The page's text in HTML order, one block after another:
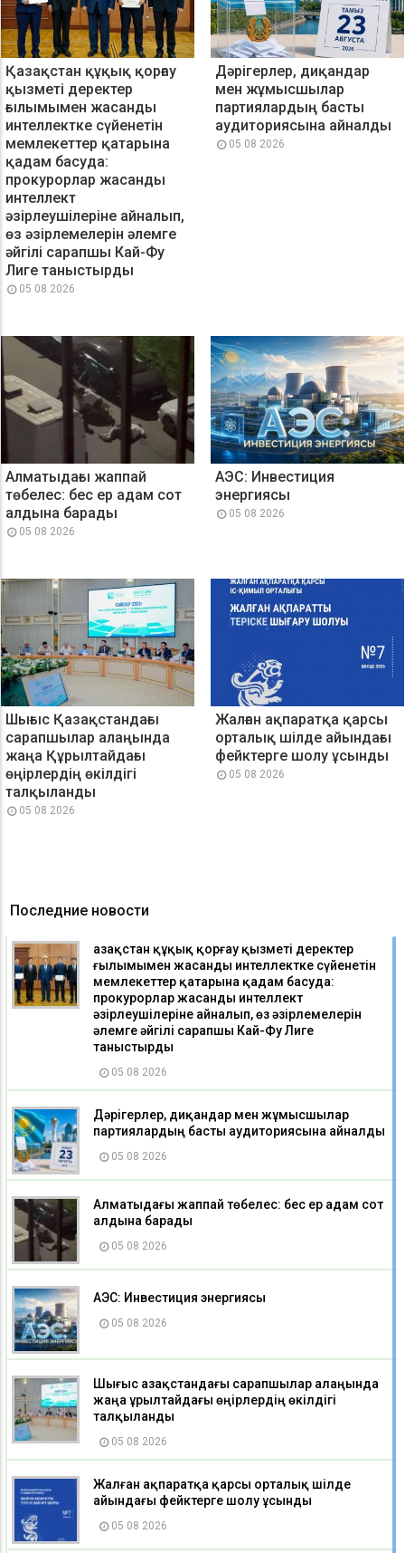
Қазақстан құқық қорғау
қызметі деректер
ғылымымен жасанды
интеллектке сүйенетін
мемлекеттер қатарына
қадам басуда:
прокурорлар жасанды
интеллект
әзірлеушілеріне айналып,
өз әзірлемелерін әлемге
әйгілі сарапшы Кай-Фу
Лиге таныстырды
05 08 2026
Дәрігерлер, диқандар
мен жұмысшылар
партиялардың басты
аудиториясына айналды
05 08 2026
Алматыдағы жаппай
төбелес: бес ер адам сот
алдына барады
05 08 2026
АЭС: Инвестиция
энергиясы
05 08 2026
Шығыс Қазақстандағы
сарапшылар алаңында
жаңа Құрылтайдағы
өңірлердің өкілдігі
талқыланды
05 08 2026
Жалған ақпаратқа қарсы
орталық шілде айындағы
фейктерге шолу ұсынды
05 08 2026
Последние новости
Қазақстан құқық қорғау қызметі деректер
ғылымымен жасанды интеллектке сүйенетін
мемлекеттер қатарына қадам басуда:
прокурорлар жасанды интеллект
әзірлеушілеріне айналып, өз әзірлемелерін
әлемге әйгілі сарапшы Кай-Фу Лиге
таныстырды
05 08 2026
Дәрігерлер, диқандар мен жұмысшылар
партиялардың басты аудиториясына айналды
05 08 2026
Алматыдағы жаппай төбелес: бес ер адам сот
алдына барады
05 08 2026
АЭС: Инвестиция энергиясы
05 08 2026
Шығыс Қазақстандағы сарапшылар алаңында
жаңа Құрылтайдағы өңірлердің өкілдігі
талқыланды
05 08 2026
Жалған ақпаратқа қарсы орталық шілде
айындағы фейктерге шолу ұсынды
05 08 2026